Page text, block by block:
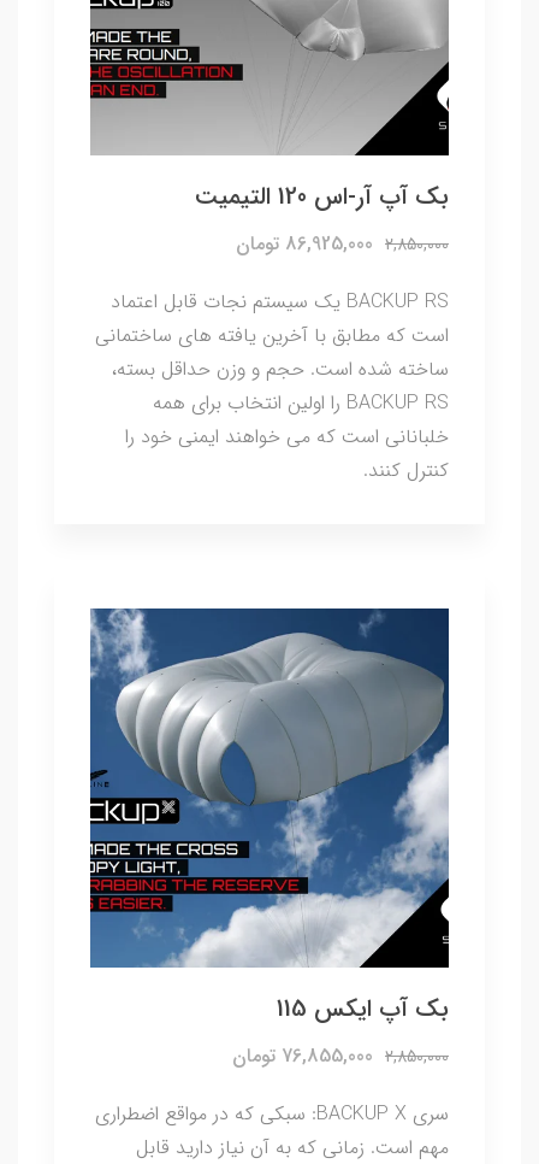
بک آپ آر-اس 120 التیمیت
2,850,000 86,925,000 تومان
BACKUP RS یک سیستم نجات قابل اعتماد
است که مطابق با آخرین یافته های ساختمانی
ساخته شده است. حجم و وزن حداقل بسته،
BACKUP RS را اولین انتخاب برای همه
خلبانانی است که می خواهند ایمنی خود را
کنترل کنند.
بک آپ ایکس 115
2,850,000 76,855,000 تومان
سری BACKUP X: سبکی که در مواقع اضطراری
مهم است. زمانی که به آن نیاز دارید قابل